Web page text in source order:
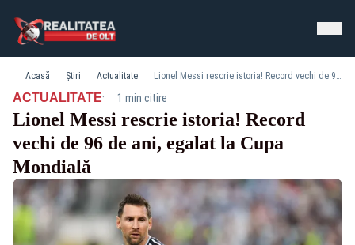
Acasă Știri Actualitate Lionel Messi rescrie istoria! Record vechi de 96 de ani, egalat la Cupa Mondială
ACTUALITATE· 1 min citire
Lionel Messi rescrie istoria! Record
vechi de 96 de ani, egalat la Cupa
Mondială